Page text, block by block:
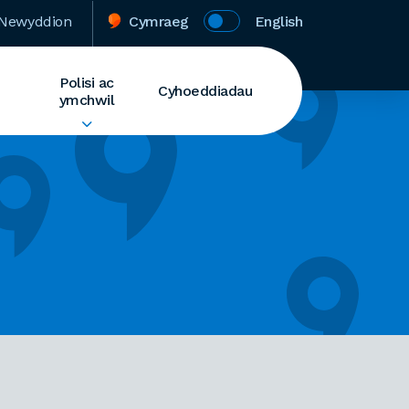
Cymraeg English
Polisi ac
ymchwil
Cyhoeddiadau